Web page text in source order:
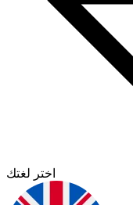
اختر لغتك